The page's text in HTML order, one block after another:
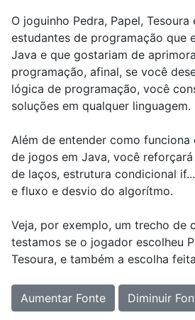
O joguinho Pedra, Papel,
estudantes de programação que
Java e que gostariam de
programação, afinal, se você
lógica de programação, você
soluções em qualquer linguagem.
Além de entender como funciona
de jogos em Java, você
de laços, estrutura condicional
e fluxo e desvio do algorítmo.
Veja, por exemplo, um trecho de
testamos se o jogador escolheu
Tesoura, e também a escolha
Aumentar Fonte Diminuir